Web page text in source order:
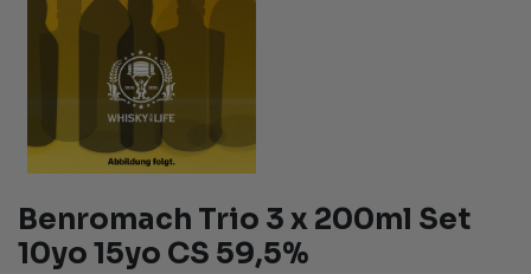
Benromach Trio 3 x 200ml Set
10yo 15yo CS 59,5%